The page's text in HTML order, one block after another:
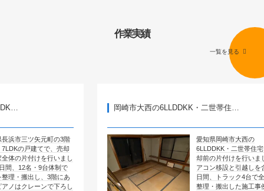
作業実績
一覧を見る
町の3階
で、売却
行いまし
体制で
3階にあ
で下ろし
岡崎市大西の6LLDDKK・二世帯住…
愛知県岡崎市大西の
6LLDDKK・二世帯住宅で、売
却前の片付けを行いました。エ
アコン移設と引越しを含めて4
日間、トラック4台で全部屋を
整理・搬出した施工事例です。